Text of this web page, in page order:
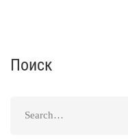
Поиск